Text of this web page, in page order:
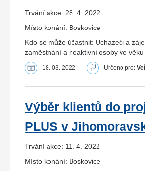
Trvání akce: 28. 4. 2022
Místo konání: Boskovice
Kdo se může účastnit: Uchazeči a
zaměstnání a neaktivní osoby ve
18. 03. 2022 Určeno pro:
Výběr klientů do
PLUS v
Trvání akce: 11. 4. 2022
Místo konání: Boskovice